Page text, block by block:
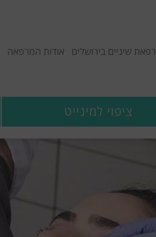
שיניים בירושלים אודות המרפאה
ציפוי למינייט